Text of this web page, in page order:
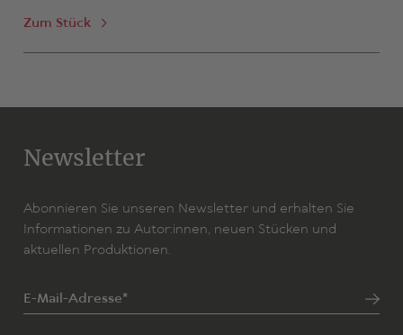
Zum Stück
Newsletter
Abonnieren Sie unseren Newsletter und erhalten Sie
Informationen zu Autor:innen, neuen Stücken und
aktuellen Produktionen.
E-Mail-Adresse*